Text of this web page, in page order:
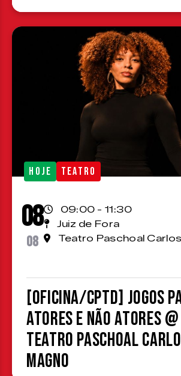
HOJE TEATRO
08
08
09:00 - 11:30
Juiz de Fora
Teatro Paschoal
[OFICINA/CPTD] Jogos
atores e não atores @
Teatro Paschoal
Magno